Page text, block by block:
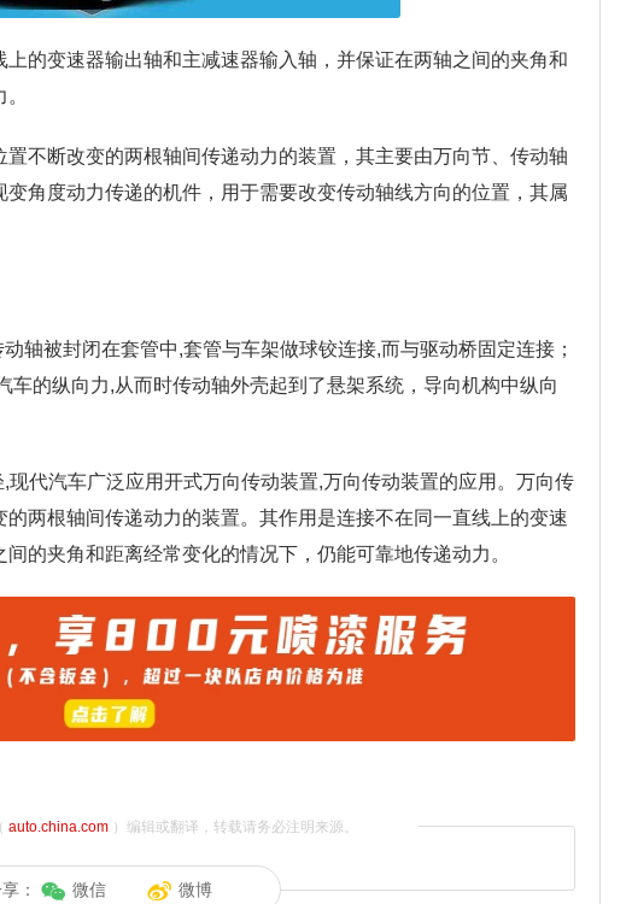
的变速器输出轴和主减速器输入轴，并保证在两轴之间的夹角和
不断改变的两根轴间传递动力的装置，其主要由万向节、传动轴
角度动力传递的机件，用于需要改变传动轴线方向的位置，其属
轴被封闭在套管中,套管与车架做球铰连接,而与驱动桥固定连接；
的纵向力,从而时传动轴外壳起到了悬架系统，导向机构中纵向
代汽车广泛应用开式万向传动装置,万向传动装置的应用。万向传
两根轴间传递动力的装置。其作用是连接不在同一直线上的变速
的夹角和距离经常变化的情况下，仍能可靠地传递动力。
auto.china.com）编辑或翻译，转载请务必注明来源。
： 微信 微博